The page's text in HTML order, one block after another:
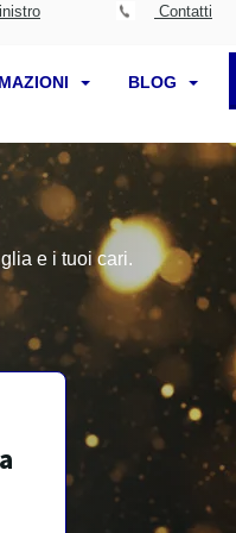
Contatti
BLOG
e i tuoi cari.